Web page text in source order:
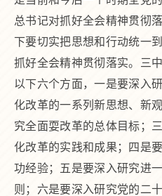
总书记对抓好全会精神贯彻
下要切实把思想和行动统一
抓好全会精神贯彻落实。三
以下六个方面，一是要深入
化改革的一系列新思想、新
究全面耍改革的总体目标；
化改革的实践和成果；四是
功经验；五是要深入研究进
则；六是要深入研究党的二